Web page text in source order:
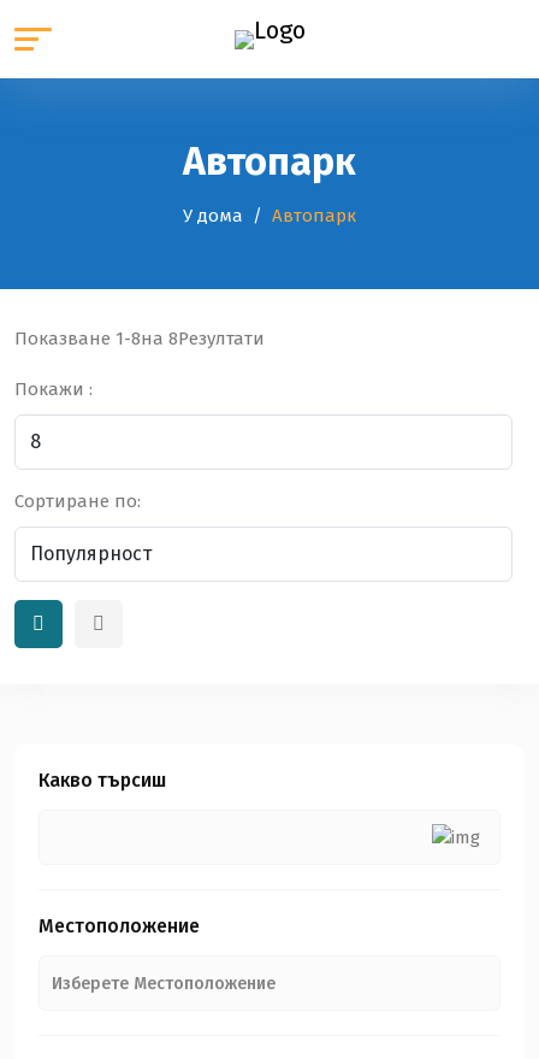
Автопарк
У дома Автопарк
Показване 1-8на 8Резултати
Покажи :
Сортиране по:
Какво търсиш
Местоположение